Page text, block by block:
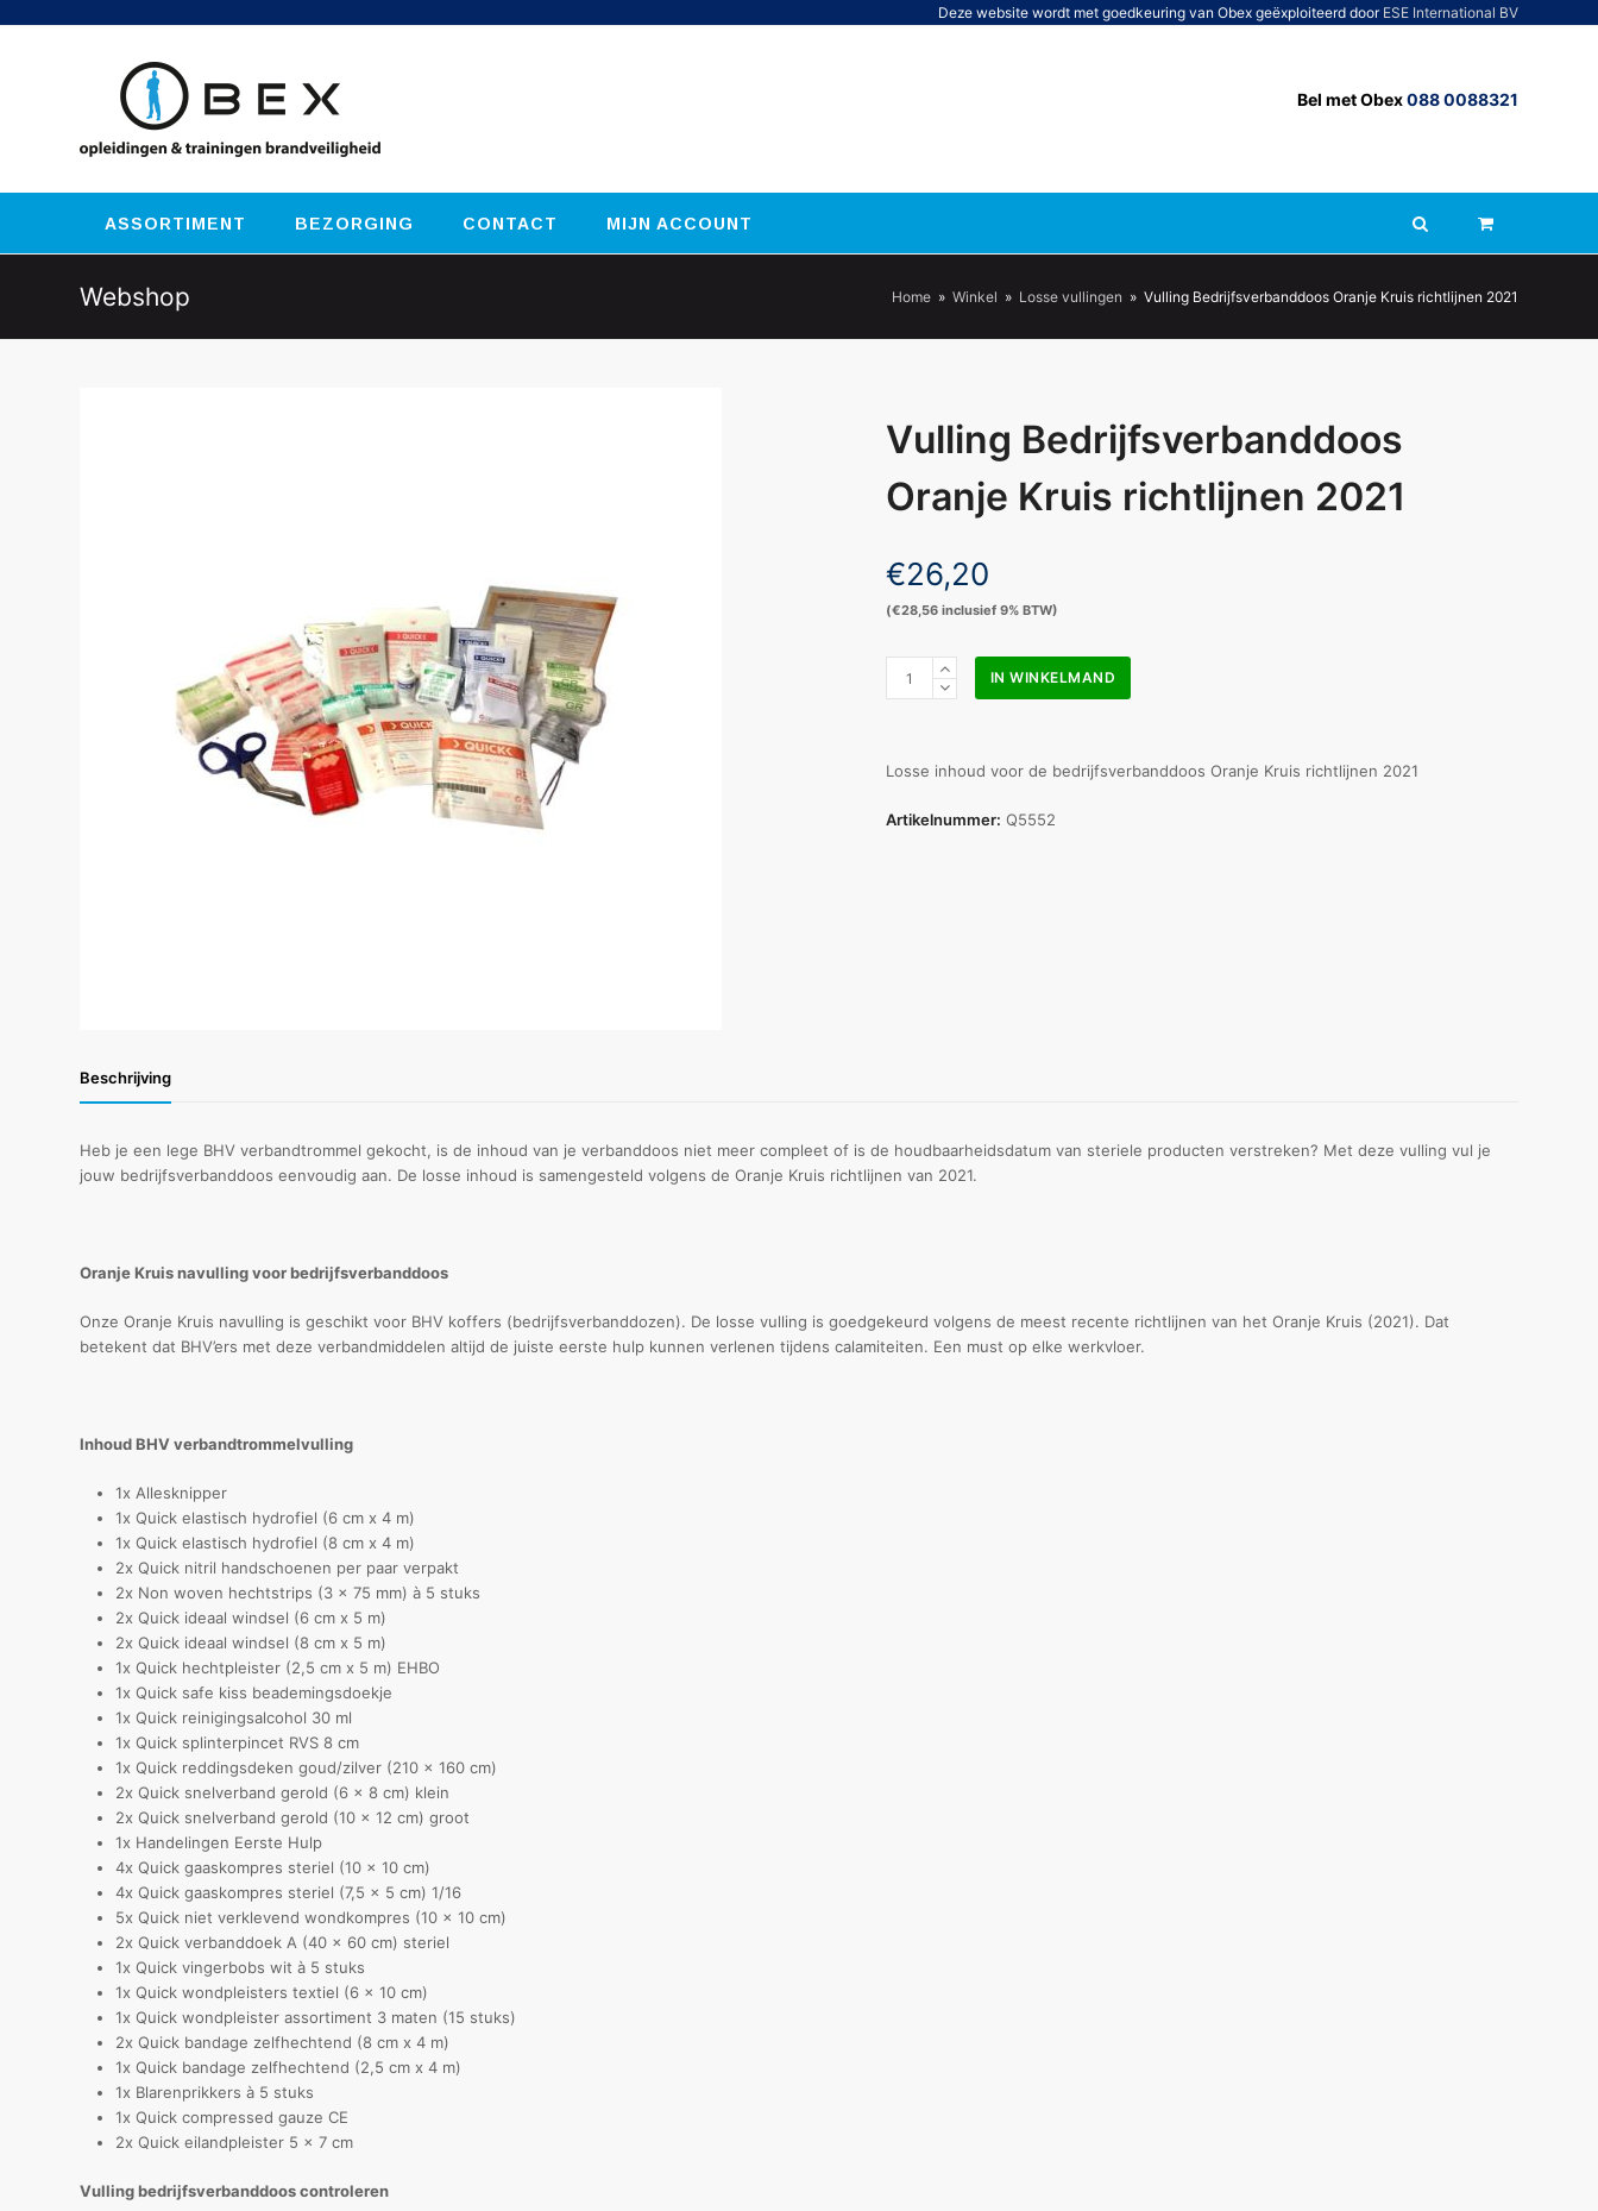
Deze website wordt met goedkeuring van Obex geëxploiteerd door ESE International BV
Bel met Obex088 0088321
ASSORTIMENT BEZORGING CONTACT MIJN ACCOUNT
Webshop Home » Winkel » Losse vullingen » Vulling Bedrijfsverbanddoos Oranje Kruis richtlijnen 2021
Vulling Bedrijfsverbanddoos
Oranje Kruis richtlijnen 2021
€26,20
(€28,56inclusief 9% BTW)
Bedrijfsverbanddoos
richtlijnen
aantal
IN WINKELMAND
Losse inhoud voor de bedrijfsverbanddoos Oranje Kruis richtlijnen 2021
Artikelnummer: Q5552
Beschrijving
Heb je een lege BHV verbandtrommel gekocht, is de inhoud van je verbanddoos niet meer compleet of is de houdbaarheidsdatum van steriele producten verstreken? Met deze vulling vul je
jouw bedrijfsverbanddoos eenvoudig aan. De losse inhoud is samengesteld volgens de Oranje Kruis richtlijnen van 2021.
Oranje Kruis navulling voor bedrijfsverbanddoos
Onze Oranje Kruis navulling is geschikt voor BHV koffers (bedrijfsverbanddozen). De losse vulling is goedgekeurd volgens de meest recente richtlijnen van het Oranje Kruis (2021). Dat
betekent dat BHV’ers met deze verbandmiddelen altijd de juiste eerste hulp kunnen verlenen tijdens calamiteiten. Een must op elke werkvloer.
Inhoud BHV verbandtrommelvulling
1x Allesknipper
1x Quick elastisch hydrofiel (6 cm x 4 m)
1x Quick elastisch hydrofiel (8 cm x 4 m)
2x Quick nitril handschoenen per paar verpakt
2x Non woven hechtstrips (3 x 75 mm) à 5 stuks
2x Quick ideaal windsel (6 cm x 5 m)
2x Quick ideaal windsel (8 cm x 5 m)
1x Quick hechtpleister (2,5 cm x 5 m) EHBO
1x Quick safe kiss beademingsdoekje
1x Quick reinigingsalcohol 30 ml
1x Quick splinterpincet RVS 8 cm
1x Quick reddingsdeken goud/zilver (210 x 160 cm)
2x Quick snelverband gerold (6 x 8 cm) klein
2x Quick snelverband gerold (10 x 12 cm) groot
1x Handelingen Eerste Hulp
4x Quick gaaskompres steriel (10 x 10 cm)
4x Quick gaaskompres steriel (7,5 x 5 cm) 1/16
5x Quick niet verklevend wondkompres (10 x 10 cm)
2x Quick verbanddoek A (40 x 60 cm) steriel
1x Quick vingerbobs wit à 5 stuks
1x Quick wondpleisters textiel (6 x 10 cm)
1x Quick wondpleister assortiment 3 maten (15 stuks)
2x Quick bandage zelfhechtend (8 cm x 4 m)
1x Quick bandage zelfhechtend (2,5 cm x 4 m)
1x Blarenprikkers à 5 stuks
1x Quick compressed gauze CE
2x Quick eilandpleister 5 x 7 cm
Vulling bedrijfsverbanddoos controleren